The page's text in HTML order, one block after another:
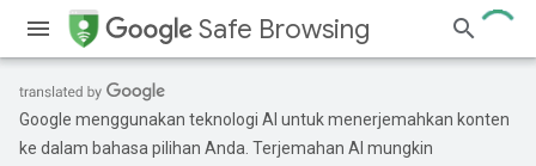
Safe Browsing
Google menggunakan teknologi AI untuk menerjemahkan konten
ke dalam bahasa pilihan Anda. Terjemahan AI mungkin